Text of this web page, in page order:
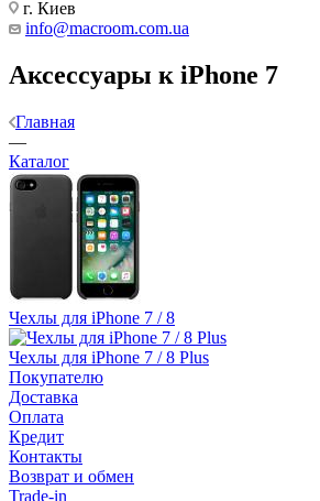
г. Киев
info@macroom.com.ua
Аксессуары к iPhone 7
Главная
—
Каталог
Чехлы для iPhone 7 / 8
Чехлы для iPhone 7 / 8 Plus
Покупателю
Доставка
Оплата
Кредит
Контакты
Возврат и обмен
Trade-in